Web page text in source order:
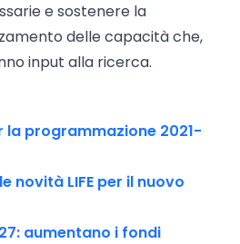
e sostenere la
delle capacità che,
input alla ricerca.
la programmazione 2021-
novità LIFE per il nuovo
aumentano i fondi